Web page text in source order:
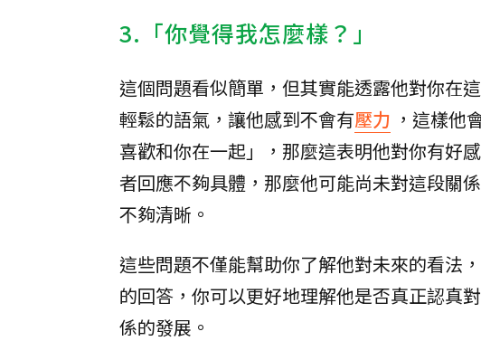
3.「你覺得我怎麼樣？」
這個問題看似簡單，但其實能透露他對你在
輕鬆的語氣，讓他感到不會有壓力 ，這樣他
喜歡和你在一起」，那麼這表明他對你有好
者回應不夠具體，那麼他可能尚未對這段關
不夠清晰。
這些問題不僅能幫助你了解他對未來的看法
的回答，你可以更好地理解他是否真正認真
係的發展。